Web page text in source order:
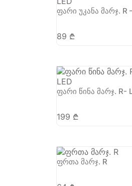
ფარი უკანა მარჯ. R
89 ₾
ფარი წინა მარჯ. R-
199 ₾
ფრთა მარჯ. R